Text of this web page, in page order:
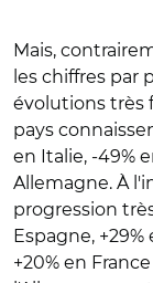
Mais,
les chiffres par
évolutions très
pays
en Italie, -49%
Allemagne. À
progression
Espagne, +29%
+20% en